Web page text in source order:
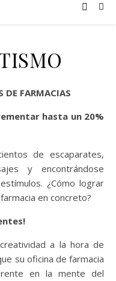
DE FARMACIAS
hasta un 20%
de escaparates,
y encontrándose
¿Cómo lograr
en concreto?
a la hora de
su oficina de farmacia
en la mente del